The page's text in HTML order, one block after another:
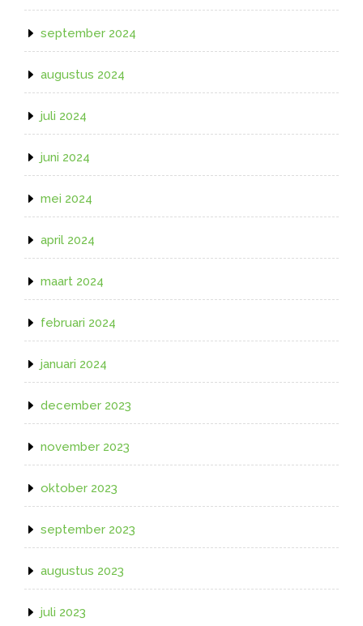
september 2024
augustus 2024
juli 2024
juni 2024
mei 2024
april 2024
maart 2024
februari 2024
januari 2024
december 2023
november 2023
oktober 2023
september 2023
augustus 2023
juli 2023